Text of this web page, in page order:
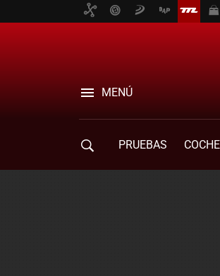
MENÚ
PRUEBAS